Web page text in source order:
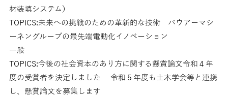
材装填システム）
TOPICS:未来への挑戦のための革新的な技術 バウアーマシ
ーネングループの最先端電動化イノベーション
一般
TOPICS:今後の社会資本のあり方に関する懸賞論文令和４年
度の受賞者を決定しました 令和５年度も土木学会等と連携
し、懸賞論文を募集します